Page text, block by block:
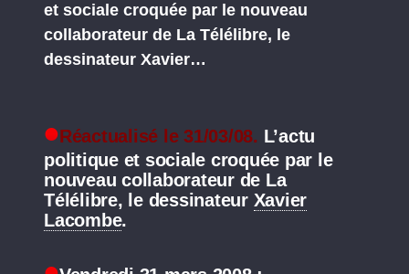
et sociale croquée par le nouveau
collaborateur de La Télélibre, le
dessinateur Xavier…
Réactualisé le 31/03/08. L’actu
politique et sociale croquée par le
nouveau collaborateur de La
Télélibre, le dessinateur Xavier
Lacombe.